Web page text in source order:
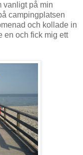
vanligt på min
campingplatsen
och kollade in
en och fick mig ett